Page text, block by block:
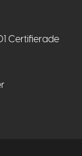
Certifierade